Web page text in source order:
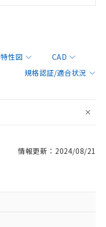
特性図
CAD
規格認証/適合状況
情報更新：2024/08/21